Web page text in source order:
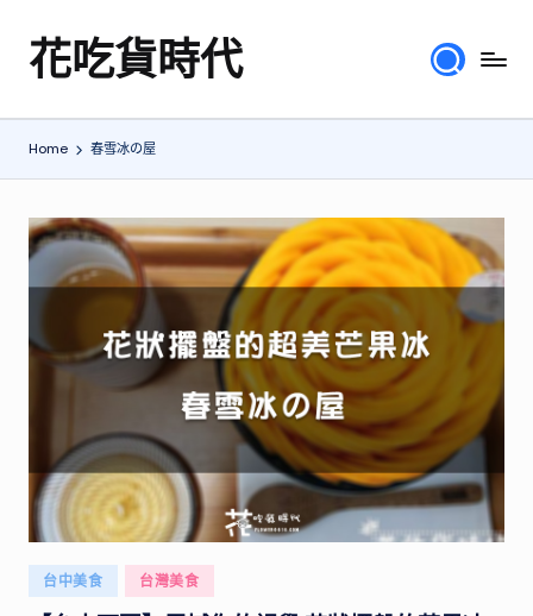
Skip花吃貨時代
分
地
旅
遊
美
食
行
綜
得，
供
實
用
Home 春雪冰の屋
Posted
in
台中美食 台灣美食